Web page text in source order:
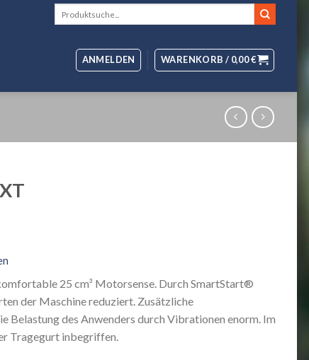
ANMELDEN WARENKORB / 0,00€
25 cm³ Motorsense. Durch SmartStart®
der Maschine reduziert. Zusätzliche
Belastung des Anwenders durch Vibrationen enorm. Im
Tragegurt inbegriffen.